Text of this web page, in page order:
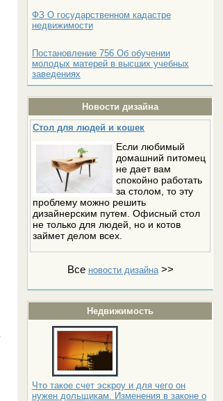
ФЗ О государственном кадастре
недвижимости
Постановление 756 Об обучении
молодых матерей в высших учебных
заведениях
Новости дизайна
Стол для людей и кошек
Если любимый
домашний питомец
не дает вам
спокойно работать
за столом, то эту
проблему можно решить
дизайнерским путем. Офисный стол
не только для людей, но и котов
займет делом всех.
Все новости дизайна>>
Недвижимость
Что такое счет эскроу и для чего он
нужен дольщикам. Изменения в законе о